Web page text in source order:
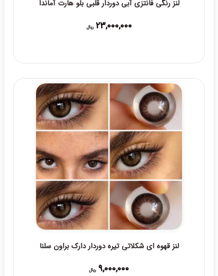
لنز رنگی فانتزی آبی دوردار قلبی بلو هارت آماندا
23,000,000 ریال
لنز قهوه ای شکلاتی تیره دوردار دارک براون سلنا
9,000,000 ریال